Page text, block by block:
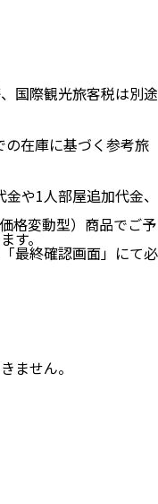
国際観光旅客税は別途
の在庫に基づく参考旅
や1人部屋追加代金、
格変動型）商品でご予
す。
最終確認画面」にて必
ません。